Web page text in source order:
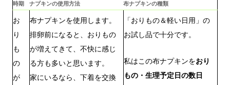
時期 ナプキンの使用方法 布ナプキンの種類
お
り
も
の
が
布ナプキンを使用します。
排卵前になると、おりもの
が増えてきて、不快に感じ
る方も多いと思います。
家にいるなら、下着を交換
「おりもの＆軽い日用」の
お試し品で十分です。
私はこの布ナプキンをおり
もの・生理予定日の数日